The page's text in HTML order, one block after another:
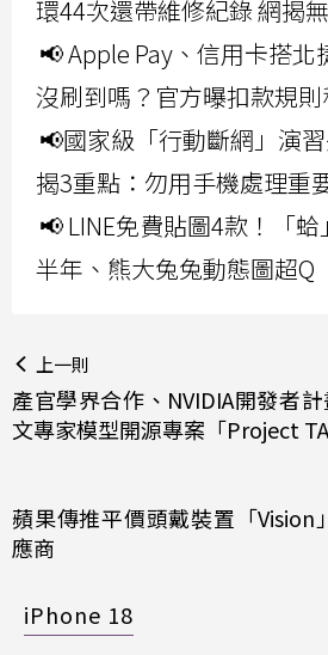
環44次還帶維修紀錄 網揭
📢 Apple Pay、信用卡搭
沒刷到嗎？官方曝扣款規
📢國家級「行動斷網」演
揭3重點：勿用手機處理重
📢 LINE免費貼圖4款！「
半年、熊大兔兔動態圖超Q
上一則
產官學界合作、NVIDIA開發者
文專家模型開源專案「Project
蘋果傳推平價頭戴裝置「Vision
應商
iPhone 18